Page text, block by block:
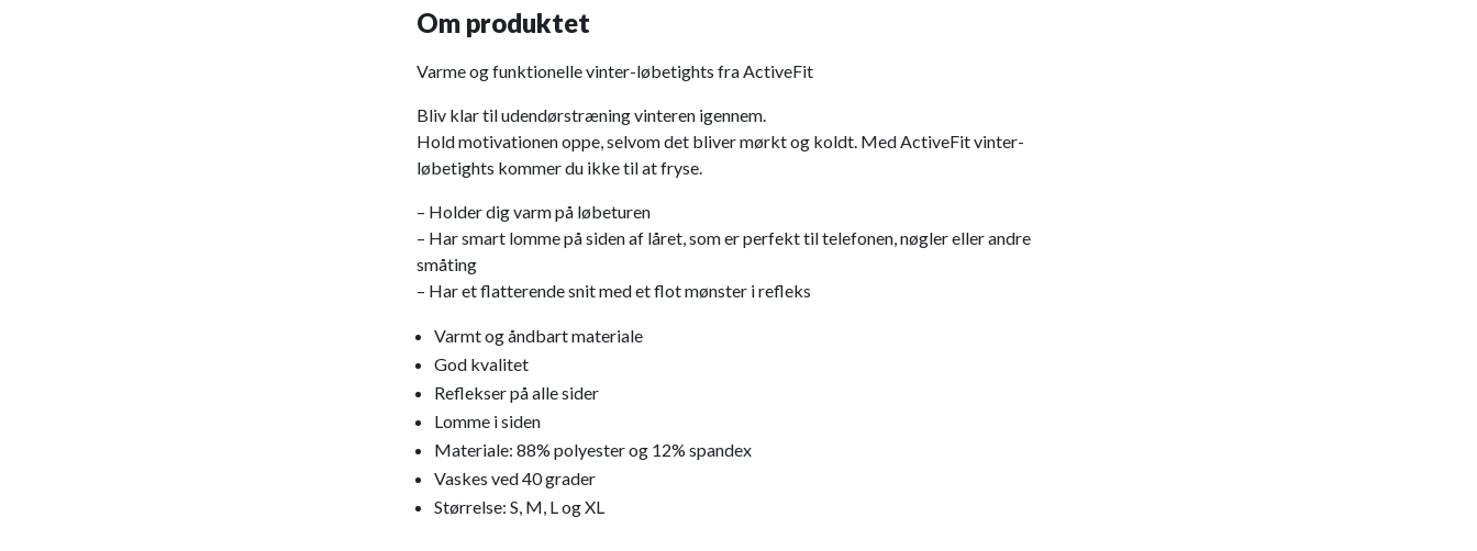
Om produktet
Varme og funktionelle vinter-løbetights fra ActiveFit
Bliv klar til udendørstræning vinteren igennem.
Hold motivationen oppe, selvom det bliver mørkt og koldt. Med ActiveFit vinter-
løbetights kommer du ikke til at fryse.
– Holder dig varm på løbeturen
– Har smart lomme på siden af låret, som er perfekt til telefonen, nøgler eller andre
småting
– Har et flatterende snit med et flot mønster i refleks
Varmt og åndbart materiale
God kvalitet
Reflekser på alle sider
Lomme i siden
Materiale: 88% polyester og 12% spandex
Vaskes ved 40 grader
Størrelse: S, M, L og XL